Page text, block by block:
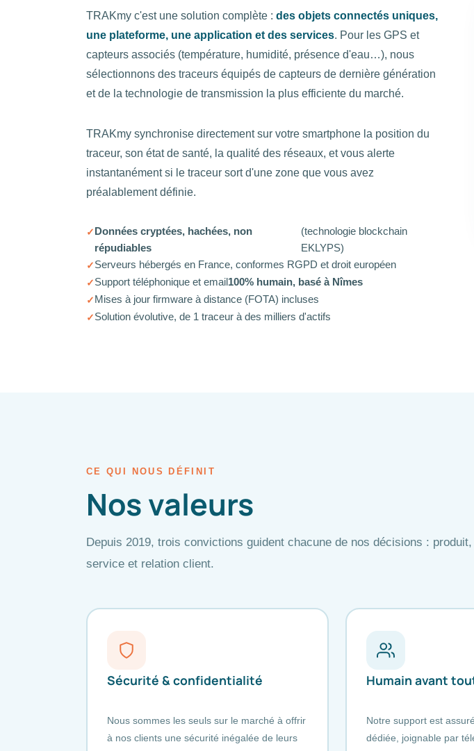
TRAKmy c'est une solution complète : des objets connectés uniques,
une plateforme, une application et des services. Pour les GPS et
capteurs associés (température, humidité, présence d'eau…), nous
sélectionnons des traceurs équipés de capteurs de dernière génération
et de la technologie de transmission la plus efficiente du marché.
TRAKmy synchronise directement sur votre smartphone la position du
traceur, son état de santé, la qualité des réseaux, et vous alerte
instantanément si le traceur sort d'une zone que vous avez
préalablement définie.
Données cryptées, hachées, non
répudiables
(technologie blockchain
EKLYPS)
Serveurs hébergés en France, conformes RGPD et droit européen
Support téléphonique et email100% humain, basé à Nîmes
Mises à jour firmware à distance (FOTA) incluses
Solution évolutive, de 1 traceur à des milliers d'actifs
CE QUI NOUS DÉFINIT
Nos valeurs
Depuis 2019, trois convictions guident chacune de nos décisions : produit,
service et relation client.
Sécurité & confidentialité
Nous sommes les seuls sur le marché à offrir
à nos clients une sécurité inégalée de leurs
Humain avant
Notre support est
dédiée, joignable par